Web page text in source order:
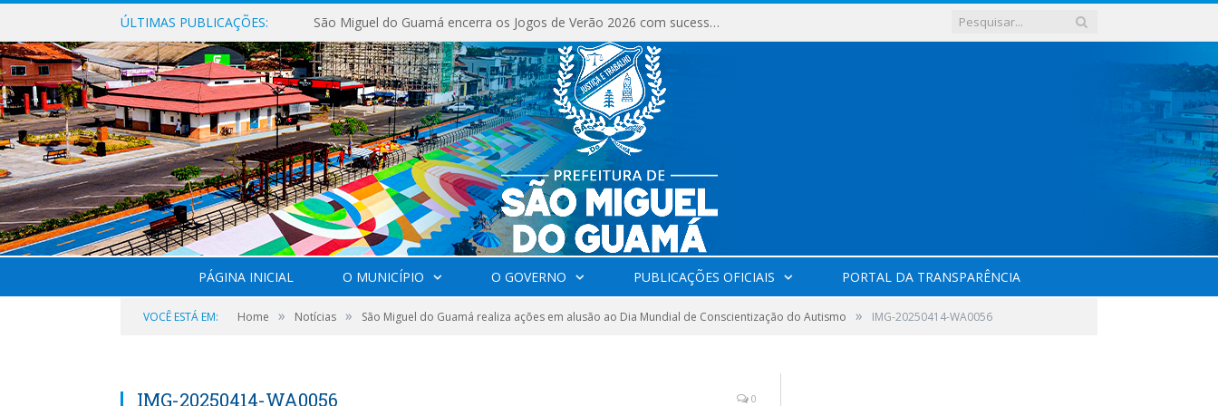
ÚLTIMAS PUBLICAÇÕES: São Miguel do Guamá encerra os Jogos de Verão 2026 com sucesso de público e competições.
PÁGINA INICIAL O MUNICÍPIO O GOVERNO PUBLICAÇÕES OFICIAIS PORTAL DA TRANSPARÊNCIA
VOCÊ ESTÁ EM: Home » Notícias » São Miguel do Guamá realiza ações em alusão ao Dia Mundial de Conscientização do Autismo » IMG-20250414-WA0056
IMG-20250414-WA0056 0